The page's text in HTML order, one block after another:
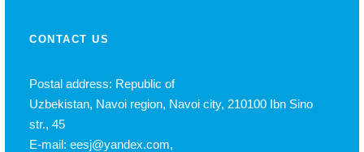
CONTACT US
Postal address: Republic of
Uzbekistan, Navoi region, Navoi city, 210100 Ibn Sino
str., 45
E-mail: eesj@yandex.com,